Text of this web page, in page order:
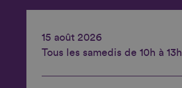
15 août 2026
Tous les samedis de 10h à 13h